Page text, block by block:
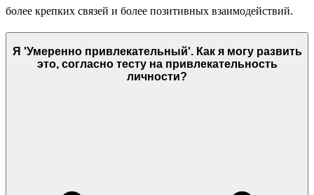
более крепких связей и более позитивных взаимодействий.
Я 'Умеренно привлекательный'. Как я могу развить
это, согласно тесту на привлекательность
личности?